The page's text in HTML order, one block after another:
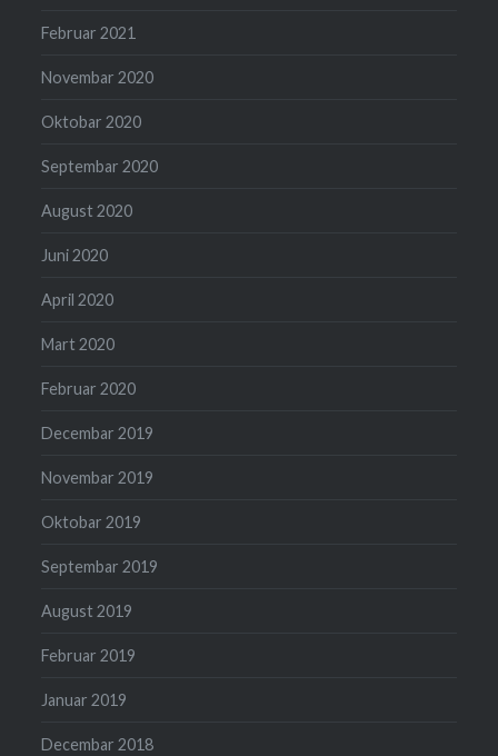
Februar 2021
Novembar 2020
Oktobar 2020
Septembar 2020
August 2020
Juni 2020
April 2020
Mart 2020
Februar 2020
Decembar 2019
Novembar 2019
Oktobar 2019
Septembar 2019
August 2019
Februar 2019
Januar 2019
Decembar 2018